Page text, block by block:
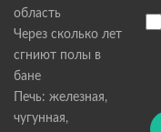
область
Через сколько лет
сгниют полы в
бане
Печь: железная,
чугунная,